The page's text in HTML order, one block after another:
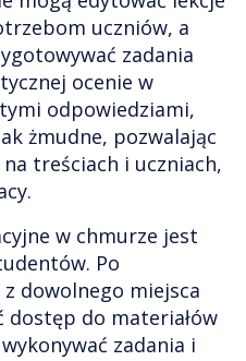
uczniów, a
zadania
ocenie w
odpowiedziami,
żmudne, pozwalając
treściach i uczniach,
w chmurze jest
Po
dowolnego miejsca
dostęp do materiałów
zadania i